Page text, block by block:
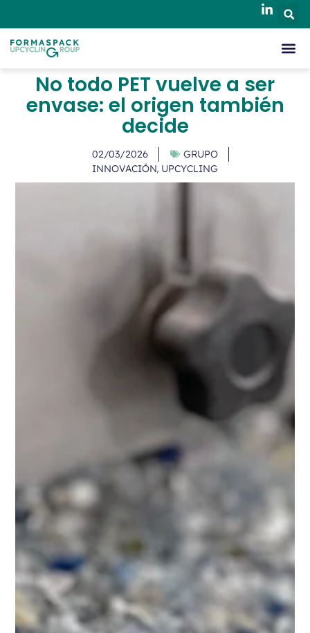
No todo PET vuelve a ser
envase: el origen también
decide
02/03/2026
GRUPO
INNOVACIÓN, UPCYCLING